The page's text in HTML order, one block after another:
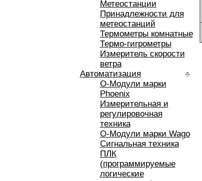
Метеостанции
Принадлежности для
метеостанций
Термометры комнатные
Термо-гигрометры
Измеритель скорости
ветра
Автоматизация
O-Модули марки
Phoenix
Измерительная и
регулировочная
техника
O-Модули марки Wago
Сигнальная техника
ПЛК
(программируемые
логические